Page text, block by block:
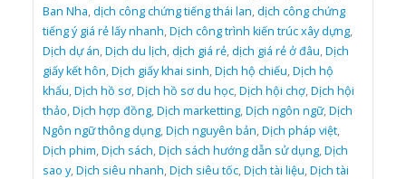
Ban Nha,dịch công chứng tiếng thái lan,dịch công chứng
tiếng ý giá rẻ lấy nhanh,Dịch công trình kiến trúc xây dựng,
Dịch dự án,Dịch du lịch,dịch giá rẻ,dịch giá rẻ ở đâu,Dịch
giấy kết hôn,Dịch giấy khai sinh,Dịch hộ chiếu,Dịch hộ
khẩu,Dịch hồ sơ,Dịch hồ sơ du học,Dịch hội chợ,Dịch hội
thảo,Dịch hợp đồng,Dịch marketting,Dịch ngôn ngữ,Dịch
Ngôn ngữ thông dụng,Dịch nguyên bản,Dịch pháp việt,
Dịch phim,Dịch sách,Dịch sách hướng dẫn sử dụng,Dịch
sao y,Dịch siêu nhanh,Dịch siêu tốc,Dịch tài liệu,Dịch tài